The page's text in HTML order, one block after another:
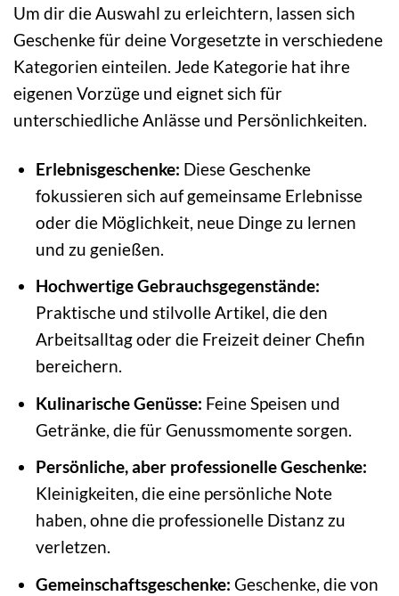
Um dir die Auswahl zu erleichtern, lassen sich
Geschenke für deine Vorgesetzte in verschiedene
Kategorien einteilen. Jede Kategorie hat ihre
eigenen Vorzüge und eignet sich für
unterschiedliche Anlässe und Persönlichkeiten.
Erlebnisgeschenke: Diese Geschenke
fokussieren sich auf gemeinsame Erlebnisse
oder die Möglichkeit, neue Dinge zu lernen
und zu genießen.
Hochwertige Gebrauchsgegenstände:
Praktische und stilvolle Artikel, die den
Arbeitsalltag oder die Freizeit deiner Chefin
bereichern.
Kulinarische Genüsse: Feine Speisen und
Getränke, die für Genussmomente sorgen.
Persönliche, aber professionelle Geschenke:
Kleinigkeiten, die eine persönliche Note
haben, ohne die professionelle Distanz zu
verletzen.
Gemeinschaftsgeschenke: Geschenke, die von